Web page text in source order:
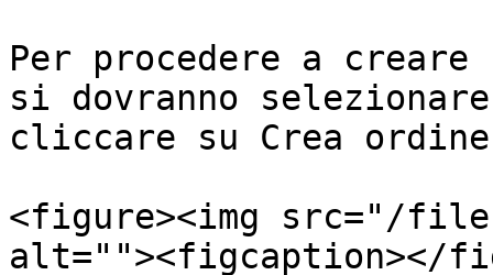
Per procedere a
si dovranno
cliccare su Crea
<figure><img src="/
alt=""><figcaption></